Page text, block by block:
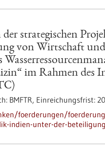
strategischen
von Wirtschaft
im Rahmen des
BMFTR, Einreichungsfrist:
foerderungen/
indien-unter-der-